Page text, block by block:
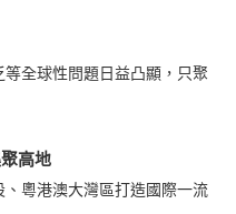
全球性問題日益凸顯，只聚
高地
粵港澳大灣區打造國際一流